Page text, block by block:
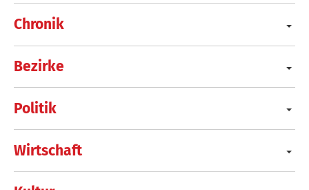
Chronik
Bezirke
Politik
Wirtschaft